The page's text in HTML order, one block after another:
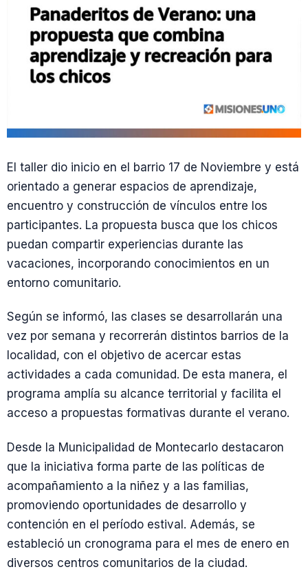
El taller dio inicio en el barrio 17 de Noviembre y está
orientado a generar espacios de aprendizaje,
encuentro y construcción de vínculos entre los
participantes. La propuesta busca que los chicos
puedan compartir experiencias durante las
vacaciones, incorporando conocimientos en un
entorno comunitario.
Según se informó, las clases se desarrollarán una
vez por semana y recorrerán distintos barrios de la
localidad, con el objetivo de acercar estas
actividades a cada comunidad. De esta manera, el
programa amplía su alcance territorial y facilita el
acceso a propuestas formativas durante el verano.
Desde la Municipalidad de Montecarlo destacaron
que la iniciativa forma parte de las políticas de
acompañamiento a la niñez y a las familias,
promoviendo oportunidades de desarrollo y
contención en el período estival. Además, se
estableció un cronograma para el mes de enero en
diversos centros comunitarios de la ciudad.